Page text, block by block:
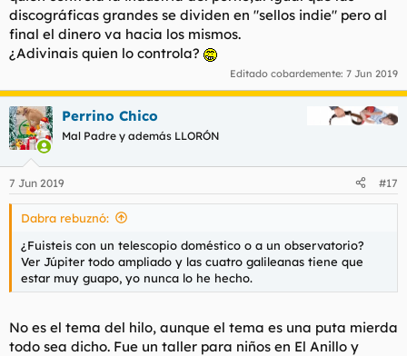
discográficas grandes se dividen en "sellos indie" pero al
final el dinero va hacia los mismos.
¿Adivinais quien lo controla?
Editado cobardemente: 7 Jun 2019
Perrino Chico
Mal Padre y además LLORÓN
7 Jun 2019 #17
Dabra rebuznó:
¿Fuisteis con un telescopio doméstico o a un observatorio?
Ver Júpiter todo ampliado y las cuatro galileanas tiene que
estar muy guapo, yo nunca lo he hecho.
No es el tema del hilo, aunque el tema es una puta mierda
todo sea dicho. Fue un taller para niños en El Anillo y